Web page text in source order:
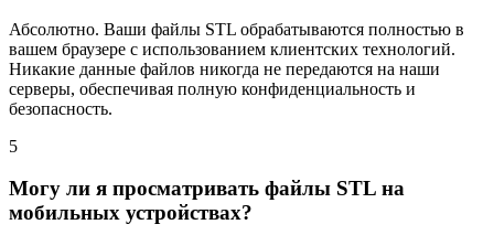
Абсолютно. Ваши файлы STL обрабатываются полностью в
вашем браузере с использованием клиентских технологий.
Никакие данные файлов никогда не передаются на наши
серверы, обеспечивая полную конфиденциальность и
безопасность.
5
Могу ли я просматривать файлы STL на
мобильных устройствах?